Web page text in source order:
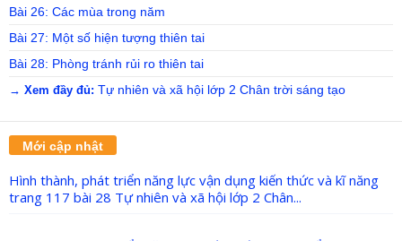
Bài 26: Các mùa trong năm
Bài 27: Một số hiện tượng thiên tai
Bài 28: Phòng tránh rủi ro thiên tai
→ Xem đầy đủ: Tự nhiên và xã hội lớp 2 Chân trời sáng tạo
Mới cập nhật
Hình thành, phát triển năng lực vận dụng kiến thức và kĩ năng
trang 117 bài 28 Tự nhiên và xã hội lớp 2 Chân...